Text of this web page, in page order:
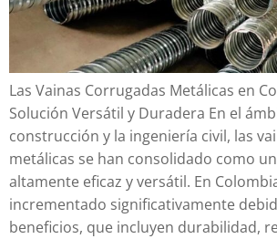
Las Vainas Corrugadas Metálicas en
Solución Versátil y Duradera En el
construcción y la ingeniería civil, las
metálicas se han consolidado como
altamente eficaz y versátil. En
incrementado significativamente
beneficios, que incluyen durabilidad,